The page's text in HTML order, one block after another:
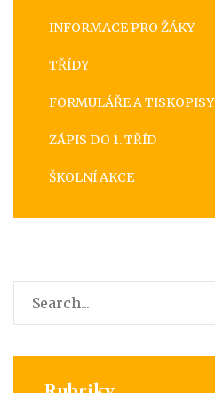
INFORMACE PRO ŽÁKY
TŘÍDY
FORMULÁŘE A TISKOPISY
ZÁPIS DO 1. TŘÍD
ŠKOLNÍ AKCE